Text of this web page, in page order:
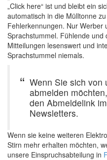
„Click here“ ist und bleibt ein
automatisch in die Mülltonne
Fehlerkennungen. Nur Werber
Sprachstummel. Fühlende und
Mitteilungen lesenswert und
Sprachstummel niemals.
Wenn Sie sich von
abmelden
den Abmeldelink
Newsletters.
Wenn sie keine weiteren
Stirn mehr erhalten möchten,
unsere Einspruchsabteilung in